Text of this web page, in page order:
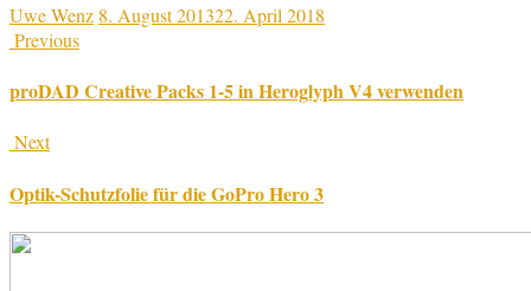
Uwe Wenz 8. August 201322. April 2018
Previous
proDAD Creative Packs 1-5 in Heroglyph V4 verwenden
Next
Optik-Schutzfolie für die GoPro Hero 3